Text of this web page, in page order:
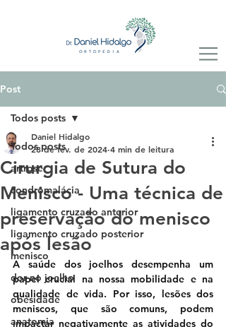
Post
Todos posts
artrose
condromalácia
ligamento cruzado anterior
ligamento cruzado posterior
menisco
dor no joelho
obesidade
anatomia
Todos posts
Cirurgia de Sutura do
Menisco - Uma técnica de
preservação do menisco
após lesão
Daniel Hidalgo
28 de fev. de 2024 4 min de leitura
A saúde dos joelhos desempenha um
papel crucial na nossa mobilidade e na
qualidade de vida. Por isso, lesões dos
meniscos, que são comuns, podem
impactar negativamente as atividades do